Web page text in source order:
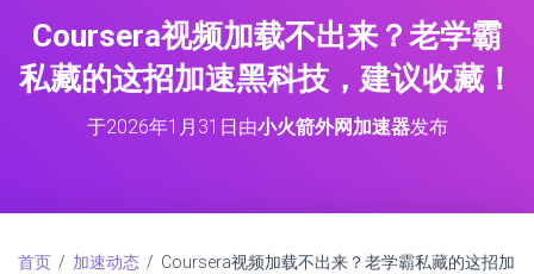
Coursera视频加载不出来？老学霸
私藏的这招加速黑科技，建议收藏！
于2026年1月31日 由小火箭外网加速器发布
首页 / 加速动态 / Coursera视频加载不出来？老学霸私藏的这招加